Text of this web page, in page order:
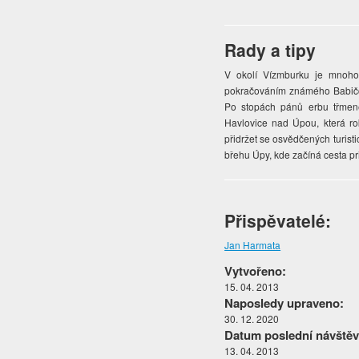
Rady a tipy
V okolí Vízmburku je
pokračováním známého
Po stopách pánů erbu
Havlovice nad Úpou, která
přidržet se osvědčených
břehu Úpy, kde začíná cesta
Přispěvatelé:
Jan Harmata
Vytvořeno:
15. 04. 2013
Naposledy upraveno:
30. 12. 2020
Datum poslední
13. 04. 2013